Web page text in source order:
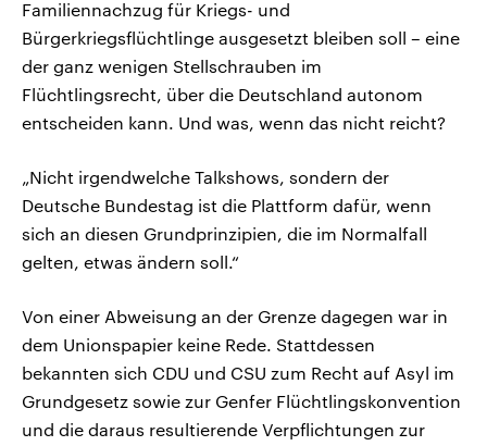
Familiennachzug für Kriegs- und
Bürgerkriegsflüchtlinge ausgesetzt bleiben soll – eine
der ganz wenigen Stellschrauben im
Flüchtlingsrecht, über die Deutschland autonom
entscheiden kann. Und was, wenn das nicht reicht?
„Nicht irgendwelche Talkshows, sondern der
Deutsche Bundestag ist die Plattform dafür, wenn
sich an diesen Grundprinzipien, die im Normalfall
gelten, etwas ändern soll.“
Von einer Abweisung an der Grenze dagegen war in
dem Unionspapier keine Rede. Stattdessen
bekannten sich CDU und CSU zum Recht auf Asyl im
Grundgesetz sowie zur Genfer Flüchtlingskonvention
und die daraus resultierende Verpflichtungen zur